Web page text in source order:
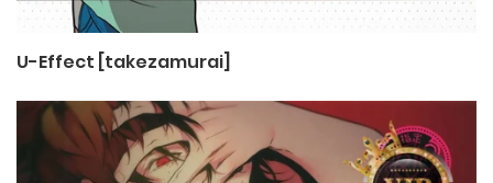
U-Effect [takezamurai]